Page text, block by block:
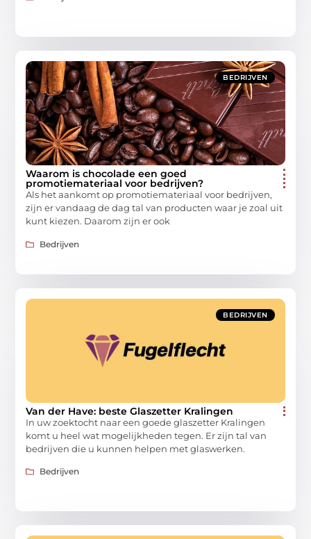
BEDRIJVEN
Waarom is chocolade een goed
promotiemateriaal voor bedrijven?
Als het aankomt op promotiemateriaal voor bedrijven,
zijn er vandaag de dag tal van producten waar je zoal uit
kunt kiezen. Daarom zijn er ook
Bedrijven
BEDRIJVEN
Van der Have: beste Glaszetter Kralingen
In uw zoektocht naar een goede glaszetter Kralingen
komt u heel wat mogelijkheden tegen. Er zijn tal van
bedrijven die u kunnen helpen met glaswerken.
Bedrijven